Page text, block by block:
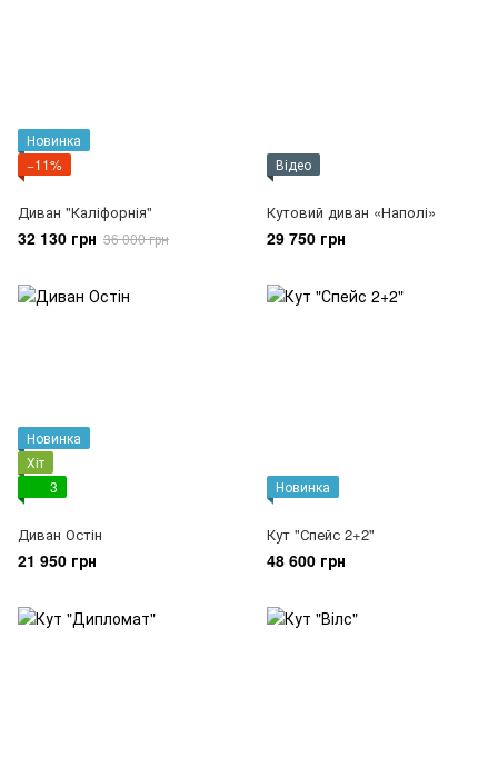
Новинка
−11%
Диван "Каліфорнія"
32 130 грн 36 000 грн
Відео
Кутовий диван «Наполі»
29 750 грн
Новинка
Хіт
3
Диван Остін
21 950 грн
Новинка
Кут "Спейс 2+2"
48 600 грн